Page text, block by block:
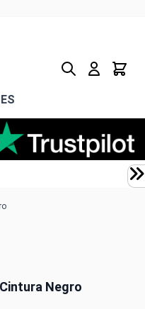
Rechercher
Panier
Negro